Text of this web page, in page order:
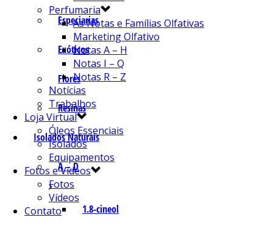
Especiarias
Exóticos
Flores
Resinas
Isolados Naturais
A – D
1.8-cineol
Perfumaria
As Notas e Famílias Olfativas
Marketing Olfativo
Notas A – H
Notas I – Q
Notas R – Z
Notícias
Trabalhos
Loja Virtual
Óleos Essenciais
Isolados
Equipamentos
Fotos e Vídeos
Fotos
Vídeos
Contato